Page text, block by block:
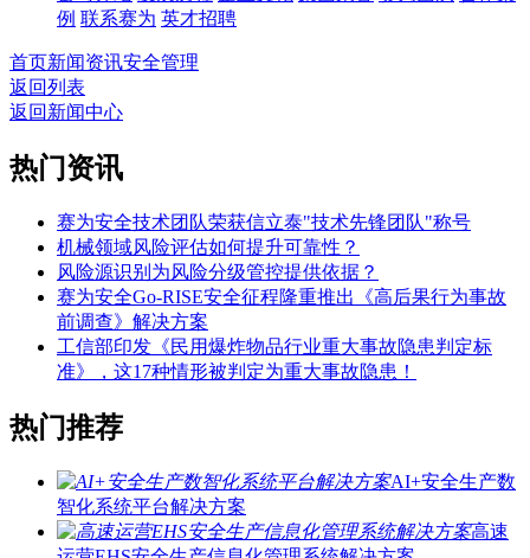
例 联系赛为 英才招聘
首页新闻资讯安全管理
返回列表
返回新闻中心
热门资讯
赛为安全技术团队荣获信立泰"技术先锋团队"称号
机械领域风险评估如何提升可靠性？
风险源识别为风险分级管控提供依据？
赛为安全Go-RISE安全征程隆重推出《高后果行为事故
前调查》解决方案
工信部印发《民用爆炸物品行业重大事故隐患判定标
准》，这17种情形被判定为重大事故隐患！
热门推荐
AI+安全生产数
智化系统平台解决方案
高速